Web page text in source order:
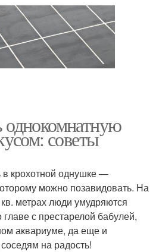
советы
крохотной однушке —
можно позавидовать. На
метрах люди умудряются
с престарелой бабулей,
аквариуме, да еще и
на радость!